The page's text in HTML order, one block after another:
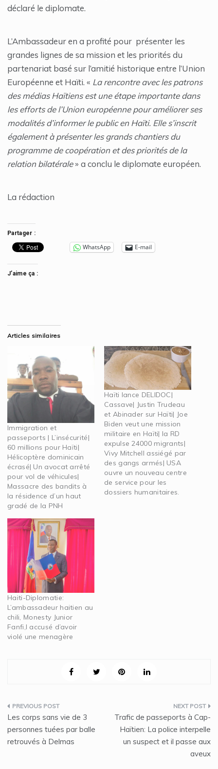
déclaré le diplomate.
L’Ambassadeur en a profité pour présenter les
grandes lignes de sa mission et les priorités du
partenariat basé sur l’amitié historique entre l’Union
Européenne et Haïti. « La rencontre avec les patrons
des médias Haïtiens est une étape importante dans
les efforts de l’Union européenne pour améliorer ses
modalités d’informer le public en Haïti. Elle s’inscrit
également à présenter les grands chantiers du
programme de coopération et des priorités de la
relation bilatérale» a conclu le diplomate européen.
La rédaction
Partager :
WhatsApp E-mail
J’aime ça :
Articles similaires
Immigration et
passeports | L’insécurité|
60 millions pour Haïti|
Hélicoptère dominicain
écrasé| Un avocat arrêté
pour vol de véhicules|
Massacre des bandits à
la résidence d’un haut
gradé de la PNH
Haïti lance DELIDOC|
Cassave| Justin Trudeau
et Abinader sur Haïti| Joe
Biden veut une mission
militaire en Haïti| la RD
expulse 24000 migrants|
Vivy Mitchell assiégé par
des gangs armés| USA
ouvre un nouveau centre
de service pour les
dossiers humanitaires.
Haiti-Diplomatie:
L’ambassadeur haitien au
chili, Monesty Junior
Fanfi,l accusé d’avoir
violé une menagère
Navigation
de
l’article
Les corps sans vie de 3
personnes tuées par balle
retrouvés à Delmas
Trafic de passeports à Cap-
Haïtien: La police interpelle
un suspect et il passe aux
aveux